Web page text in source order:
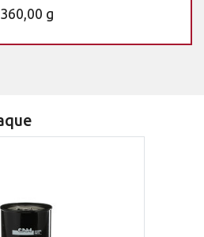
360,00 g